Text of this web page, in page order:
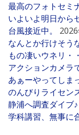
最高のフォトセミ
いよいよ明日から
台風接近中。
なんとか行けそう
もの凄いウネリ・
アクションカメラ
あぁーやってしま
のんびりライセン
静浦へ調査ダイブ♪
学科講習、無事に